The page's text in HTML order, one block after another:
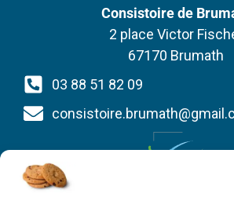
Consistoire de
2 place Victor
67170 Brumath
03 88 51 82 09